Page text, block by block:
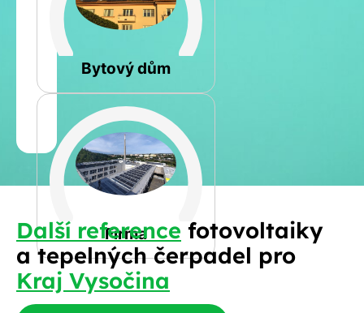
Bytový dům
Firma
Jiná
Spočítat
kalkulaci
Jméno
a
příjmení
Telefon
E-
mail
Další reference fotovoltaiky
a tepelných čerpadel pro
Kraj Vysočina